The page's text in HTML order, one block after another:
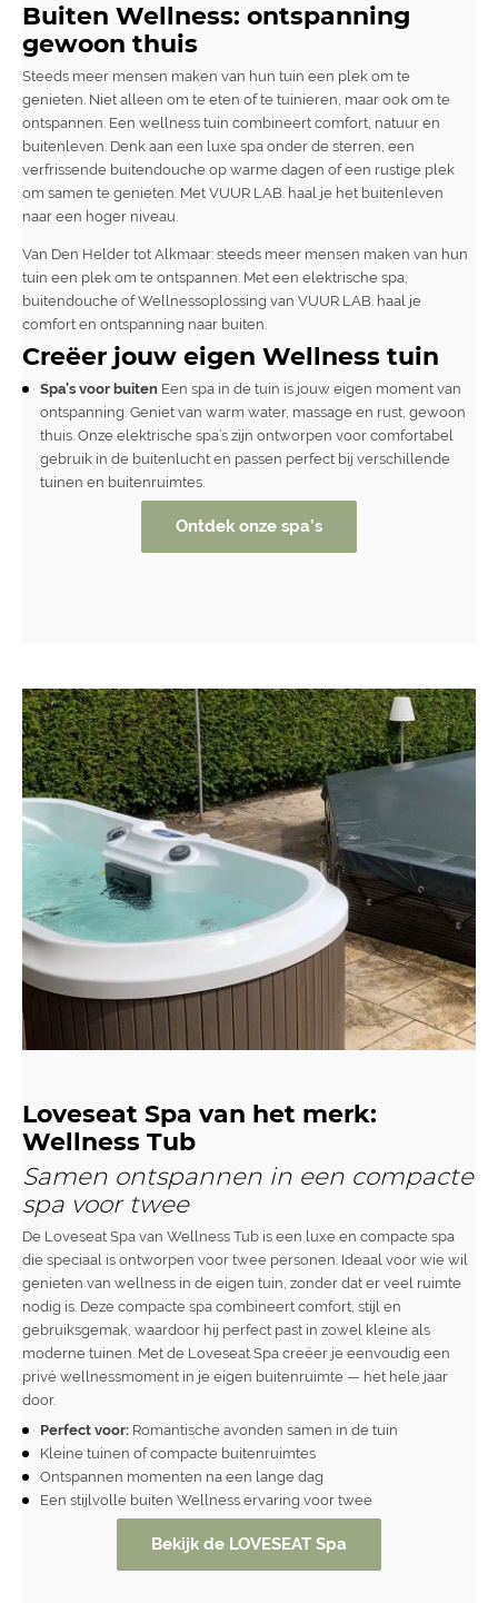
Buiten Wellness: ontspanning
gewoon thuis
Steeds meer mensen maken van hun tuin een plek om te
genieten. Niet alleen om te eten of te tuinieren, maar ook om te
ontspannen. Een wellness tuin combineert comfort, natuur en
buitenleven. Denk aan een luxe spa onder de sterren, een
verfrissende buitendouche op warme dagen of een rustige plek
om samen te genieten. Met VUUR LAB. haal je het buitenleven
naar een hoger niveau.
Van Den Helder tot Alkmaar: steeds meer mensen maken van hun
tuin een plek om te ontspannen. Met een elektrische spa,
buitendouche of Wellnessoplossing van VUUR LAB. haal je
comfort en ontspanning naar buiten.
Creëer jouw eigen Wellness tuin
Spa’s voor buiten Een spa in de tuin is jouw eigen moment van
ontspanning. Geniet van warm water, massage en rust, gewoon
thuis. Onze elektrische spa’s zijn ontworpen voor comfortabel
gebruik in de buitenlucht en passen perfect bij verschillende
tuinen en buitenruimtes.
Ontdek onze spa’s
Loveseat Spa van het merk:
Wellness Tub
Samen ontspannen in een compacte
spa voor twee
De Loveseat Spa van Wellness Tub is een luxe en compacte spa
die speciaal is ontworpen voor twee personen. Ideaal voor wie wil
genieten van wellness in de eigen tuin, zonder dat er veel ruimte
nodig is. Deze compacte spa combineert comfort, stijl en
gebruiksgemak, waardoor hij perfect past in zowel kleine als
moderne tuinen. Met de Loveseat Spa creëer je eenvoudig een
privé wellnessmoment in je eigen buitenruimte — het hele jaar
door.
Perfect voor: Romantische avonden samen in de tuin
Kleine tuinen of compacte buitenruimtes
Ontspannen momenten na een lange dag
Een stijlvolle buiten Wellness ervaring voor twee
Bekijk de LOVESEAT Spa